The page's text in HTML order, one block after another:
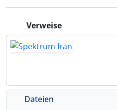
Verweise
Dateien